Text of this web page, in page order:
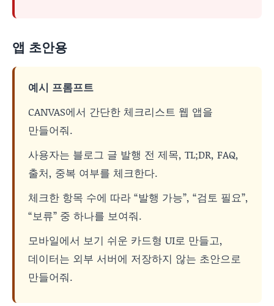
앱 초안용
예시 프롬프트
CANVAS에서 간단한 체크리스트 웹 앱을
만들어줘.
사용자는 블로그 글 발행 전 제목, TL;DR, FAQ,
출처, 중복 여부를 체크한다.
체크한 항목 수에 따라 “발행 가능”, “검토 필요”,
“보류” 중 하나를 보여줘.
모바일에서 보기 쉬운 카드형 UI로 만들고,
데이터는 외부 서버에 저장하지 않는 초안으로
만들어줘.